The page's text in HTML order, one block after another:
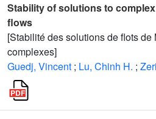
Stability of solutions to
flows
[Stabilité des solutions de flots de
complexes]
Guedj, Vincent ; Lu, Chinh H. ;